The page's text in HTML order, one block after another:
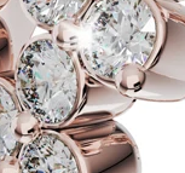
€